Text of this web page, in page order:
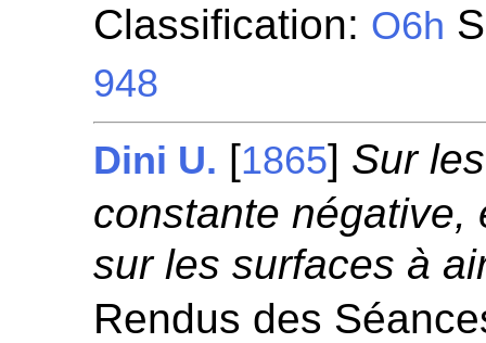
Classification: O6h
948
Dini U. [1865] Sur
constante négative,
sur les surfaces à
Rendus des